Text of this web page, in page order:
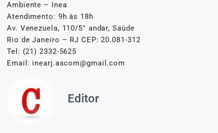
Ambiente – Inea
Atendimento: 9h às 18h
Av. Venezuela, 110/5° andar, Saúde
Rio de Janeiro – RJ CEP: 20.081-312
Tel: (21) 2332-5625
Email: inearj.ascom@gmail.com
Editor